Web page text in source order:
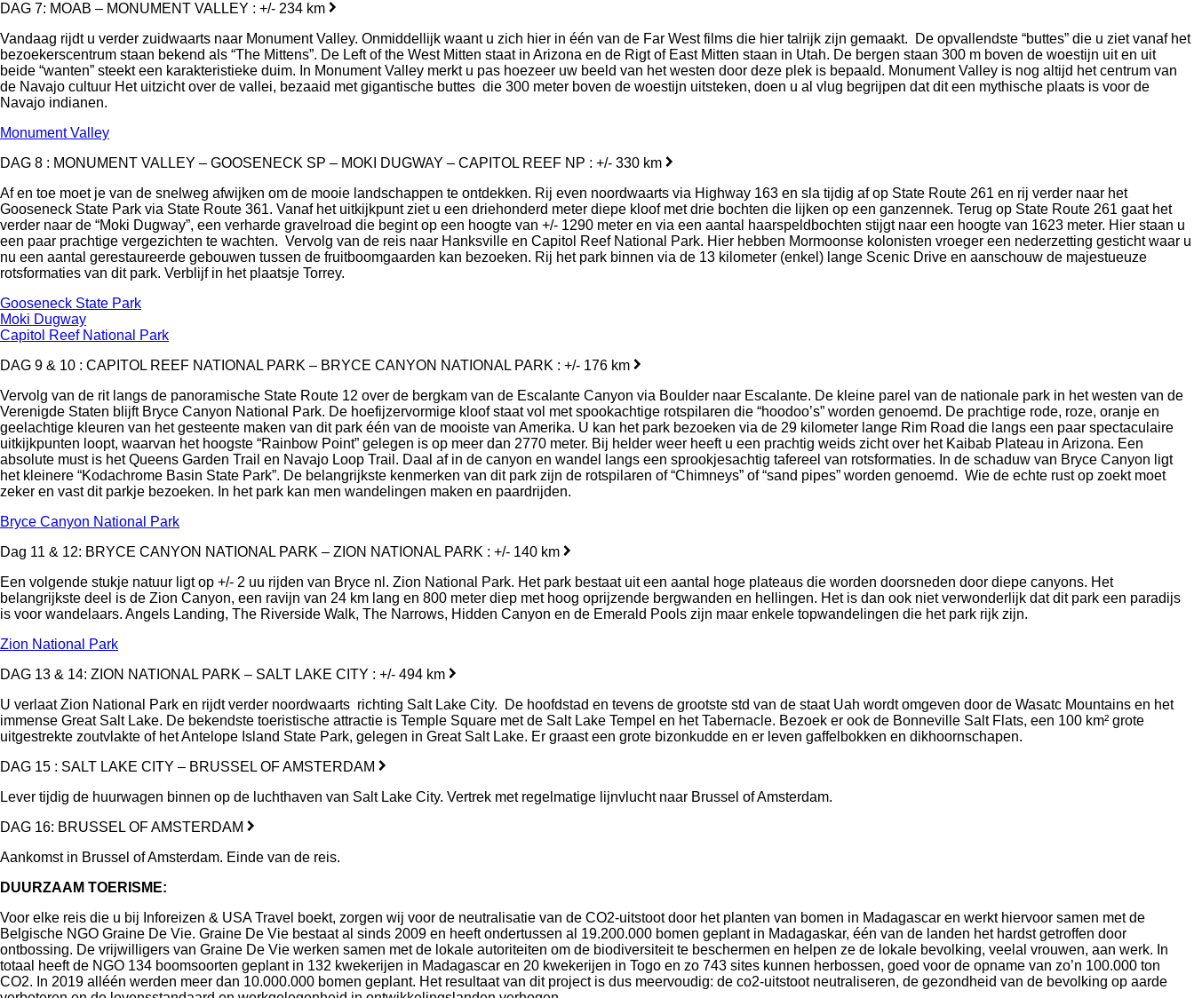
DAG 7: MOAB – MONUMENT VALLEY : +/- 234 km
Vandaag rijdt u verder zuidwaarts naar Monument Valley. Onmiddellijk waant u zich hier in één van de Far West films die hier talrijk zijn gemaakt. De opvallendste “buttes” die u ziet vanaf het
bezoekerscentrum staan bekend als “The Mittens”. De Left of the West Mitten staat in Arizona en de Rigt of East Mitten staan in Utah. De bergen staan 300 m boven de woestijn uit en uit
beide “wanten” steekt een karakteristieke duim. In Monument Valley merkt u pas hoezeer uw beeld van het westen door deze plek is bepaald. Monument Valley is nog altijd het centrum van
de Navajo cultuur Het uitzicht over de vallei, bezaaid met gigantische buttes die 300 meter boven de woestijn uitsteken, doen u al vlug begrijpen dat dit een mythische plaats is voor de
Navajo indianen.
Monument Valley
DAG 8 : MONUMENT VALLEY – GOOSENECK SP – MOKI DUGWAY – CAPITOL REEF NP : +/- 330 km
Af en toe moet je van de snelweg afwijken om de mooie landschappen te ontdekken. Rij even noordwaarts via Highway 163 en sla tijdig af op State Route 261 en rij verder naar het
Gooseneck State Park via State Route 361. Vanaf het uitkijkpunt ziet u een driehonderd meter diepe kloof met drie bochten die lijken op een ganzennek. Terug op State Route 261 gaat het
verder naar de “Moki Dugway”, een verharde gravelroad die begint op een hoogte van +/- 1290 meter en via een aantal haarspeldbochten stijgt naar een hoogte van 1623 meter. Hier staan u
een paar prachtige vergezichten te wachten. Vervolg van de reis naar Hanksville en Capitol Reef National Park. Hier hebben Mormoonse kolonisten vroeger een nederzetting gesticht waar u
nu een aantal gerestaureerde gebouwen tussen de fruitboomgaarden kan bezoeken. Rij het park binnen via de 13 kilometer (enkel) lange Scenic Drive en aanschouw de majestueuze
rotsformaties van dit park. Verblijf in het plaatsje Torrey.
Gooseneck State Park
Moki Dugway
Capitol Reef National Park
DAG 9 & 10 : CAPITOL REEF NATIONAL PARK – BRYCE CANYON NATIONAL PARK : +/- 176 km
Vervolg van de rit langs de panoramische State Route 12 over de bergkam van de Escalante Canyon via Boulder naar Escalante. De kleine parel van de nationale park in het westen van de
Verenigde Staten blijft Bryce Canyon National Park. De hoefijzervormige kloof staat vol met spookachtige rotspilaren die “hoodoo’s” worden genoemd. De prachtige rode, roze, oranje en
geelachtige kleuren van het gesteente maken van dit park één van de mooiste van Amerika. U kan het park bezoeken via de 29 kilometer lange Rim Road die langs een paar spectaculaire
uitkijkpunten loopt, waarvan het hoogste “Rainbow Point” gelegen is op meer dan 2770 meter. Bij helder weer heeft u een prachtig weids zicht over het Kaibab Plateau in Arizona. Een
absolute must is het Queens Garden Trail en Navajo Loop Trail. Daal af in de canyon en wandel langs een sprookjesachtig tafereel van rotsformaties. In de schaduw van Bryce Canyon ligt
het kleinere “Kodachrome Basin State Park”. De belangrijkste kenmerken van dit park zijn de rotspilaren of “Chimneys” of “sand pipes” worden genoemd. Wie de echte rust op zoekt moet
zeker en vast dit parkje bezoeken. In het park kan men wandelingen maken en paardrijden.
Bryce Canyon National Park
Dag 11 & 12: BRYCE CANYON NATIONAL PARK – ZION NATIONAL PARK : +/- 140 km
Een volgende stukje natuur ligt op +/- 2 uu rijden van Bryce nl. Zion National Park. Het park bestaat uit een aantal hoge plateaus die worden doorsneden door diepe canyons. Het
belangrijkste deel is de Zion Canyon, een ravijn van 24 km lang en 800 meter diep met hoog oprijzende bergwanden en hellingen. Het is dan ook niet verwonderlijk dat dit park een paradijs
is voor wandelaars. Angels Landing, The Riverside Walk, The Narrows, Hidden Canyon en de Emerald Pools zijn maar enkele topwandelingen die het park rijk zijn.
Zion National Park
DAG 13 & 14: ZION NATIONAL PARK – SALT LAKE CITY : +/- 494 km
U verlaat Zion National Park en rijdt verder noordwaarts richting Salt Lake City. De hoofdstad en tevens de grootste std van de staat Uah wordt omgeven door de Wasatc Mountains en het
immense Great Salt Lake. De bekendste toeristische attractie is Temple Square met de Salt Lake Tempel en het Tabernacle. Bezoek er ook de Bonneville Salt Flats, een 100 km² grote
uitgestrekte zoutvlakte of het Antelope Island State Park, gelegen in Great Salt Lake. Er graast een grote bizonkudde en er leven gaffelbokken en dikhoornschapen.
DAG 15 : SALT LAKE CITY – BRUSSEL OF AMSTERDAM
Lever tijdig de huurwagen binnen op de luchthaven van Salt Lake City. Vertrek met regelmatige lijnvlucht naar Brussel of Amsterdam.
DAG 16: BRUSSEL OF AMSTERDAM
Aankomst in Brussel of Amsterdam. Einde van de reis.
DUURZAAM TOERISME:
Voor elke reis die u bij Inforeizen & USA Travel boekt, zorgen wij voor de neutralisatie van de CO2-uitstoot door het planten van bomen in Madagascar en werkt hiervoor samen met de
Belgische NGO Graine De Vie. Graine De Vie bestaat al sinds 2009 en heeft ondertussen al 19.200.000 bomen geplant in Madagaskar, één van de landen het hardst getroffen door
ontbossing. De vrijwilligers van Graine De Vie werken samen met de lokale autoriteiten om de biodiversiteit te beschermen en helpen ze de lokale bevolking, veelal vrouwen, aan werk. In
totaal heeft de NGO 134 boomsoorten geplant in 132 kwekerijen in Madagascar en 20 kwekerijen in Togo en zo 743 sites kunnen herbossen, goed voor de opname van zo’n 100.000 ton
CO2. In 2019 alléén werden meer dan 10.000.000 bomen geplant. Het resultaat van dit project is dus meervoudig: de co2-uitstoot neutraliseren, de gezondheid van de bevolking op aarde